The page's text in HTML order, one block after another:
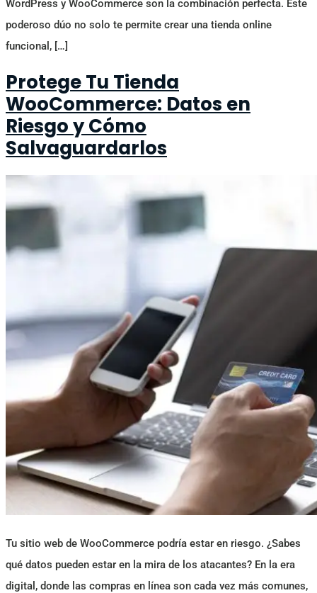
WordPress y WooCommerce son la combinación perfecta. Este
poderoso dúo no solo te permite crear una tienda online
funcional, […]
Protege Tu Tienda
WooCommerce: Datos en
Riesgo y Cómo
Salvaguardarlos
Tu sitio web de WooCommerce podría estar en riesgo. ¿Sabes
qué datos pueden estar en la mira de los atacantes? En la era
digital, donde las compras en línea son cada vez más comunes,